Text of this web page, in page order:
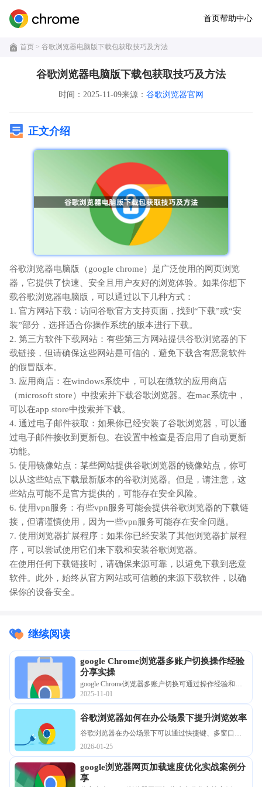
首页帮助中心
首页 > 谷歌浏览器电脑版下载包获取技巧及方法
谷歌浏览器电脑版下载包获取技巧及方法
时间：2025-11-09来源： 谷歌浏览器官网
正文介绍
谷歌浏览器电脑版（google chrome）是广泛使用的网页浏览
器，它提供了快速、安全且用户友好的浏览体验。如果你想下
载谷歌浏览器电脑版，可以通过以下几种方式：
1. 官方网站下载：访问谷歌官方支持页面，找到“下载”或“安
装”部分，选择适合你操作系统的版本进行下载。
2. 第三方软件下载网站：有些第三方网站提供谷歌浏览器的下
载链接，但请确保这些网站是可信的，避免下载含有恶意软件
的假冒版本。
3. 应用商店：在windows系统中，可以在微软的应用商店
（microsoft store）中搜索并下载谷歌浏览器。在mac系统中，
可以在app store中搜索并下载。
4. 通过电子邮件获取：如果你已经安装了谷歌浏览器，可以通
过电子邮件接收到更新包。在设置中检查是否启用了自动更新
功能。
5. 使用镜像站点：某些网站提供谷歌浏览器的镜像站点，你可
以从这些站点下载最新版本的谷歌浏览器。但是，请注意，这
些站点可能不是官方提供的，可能存在安全风险。
6. 使用vpn服务：有些vpn服务可能会提供谷歌浏览器的下载链
接，但请谨慎使用，因为一些vpn服务可能存在安全问题。
7. 使用浏览器扩展程序：如果你已经安装了其他浏览器扩展程
序，可以尝试使用它们来下载和安装谷歌浏览器。
在使用任何下载链接时，请确保来源可靠，以避免下载到恶意
软件。此外，始终从官方网站或可信赖的来源下载软件，以确
保你的设备安全。
继续阅读
google Chrome浏览器多账户切换操作经验
分享实操
google Chrome浏览器多账户切换可通过操作经验和实
操技巧实现高效管理。用户能够快速切换账号，提升
2025-11-01
谷歌浏览器如何在办公场景下提升浏览效率
谷歌浏览器在办公场景下可以通过快捷键、多窗口管
理和标签页优化提升浏览效率，实现任务快速切换和
信息高效获取，提高工作效率。
2026-01-25
google浏览器网页加载速度优化实战案例分
享